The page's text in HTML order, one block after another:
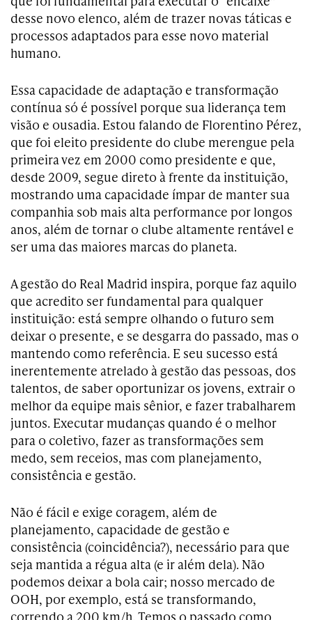
desse novo elenco, além de trazer novas táticas e
processos adaptados para esse novo material
humano.
Essa capacidade de adaptação e transformação
contínua só é possível porque sua liderança tem
visão e ousadia. Estou falando de Florentino Pérez,
que foi eleito presidente do clube merengue pela
primeira vez em 2000 como presidente e que,
desde 2009, segue direto à frente da instituição,
mostrando uma capacidade ímpar de manter sua
companhia sob mais alta performance por longos
anos, além de tornar o clube altamente rentável e
ser uma das maiores marcas do planeta.
A gestão do Real Madrid inspira, porque faz aquilo
que acredito ser fundamental para qualquer
instituição: está sempre olhando o futuro sem
deixar o presente, e se desgarra do passado, mas o
mantendo como referência. E seu sucesso está
inerentemente atrelado à gestão das pessoas, dos
talentos, de saber oportunizar os jovens, extrair o
melhor da equipe mais sênior, e fazer trabalharem
juntos. Executar mudanças quando é o melhor
para o coletivo, fazer as transformações sem
medo, sem receios, mas com planejamento,
consistência e gestão.
Não é fácil e exige coragem, além de
planejamento, capacidade de gestão e
consistência (coincidência?), necessário para que
seja mantida a régua alta (e ir além dela). Não
podemos deixar a bola cair; nosso mercado de
OOH, por exemplo, está se transformando,
correndo a 200 km/h. Temos o passado como